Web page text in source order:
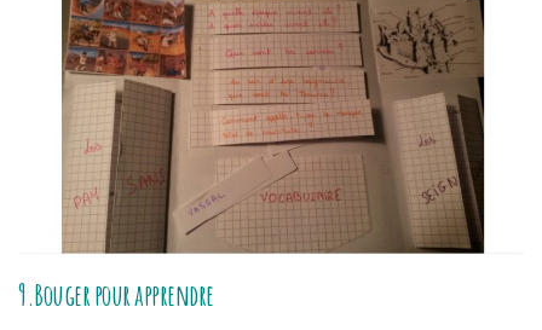
9.Bouger pour apprendre